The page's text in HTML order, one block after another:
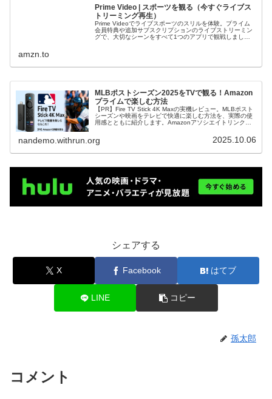
Prime Video | スポーツを観る（今すぐライブス
トリーミング再生）
Prime Videoでライブスポーツのスリルを体験。プライム
会員特典や追加サブスクリプションのライブストリーミン
グで、大切なシーンをすべて1つのアプリで観戦しましょ
amzn.to
MLBポストシーズン2025をTVで観る！Amazon
プライムで楽しむ方法
【PR】Fire TV Stick 4K Maxの実機レビュー。MLBポスト
シーズンや映画をテレビで快適に楽しむ方法を、実際の使
用感とともに紹介します。Amazonアソシエイトリンクを
nandemo.withrun.org 2025.10.06
シェアする
X Facebook はてブ
LINE コピー
孫太郎
コメント